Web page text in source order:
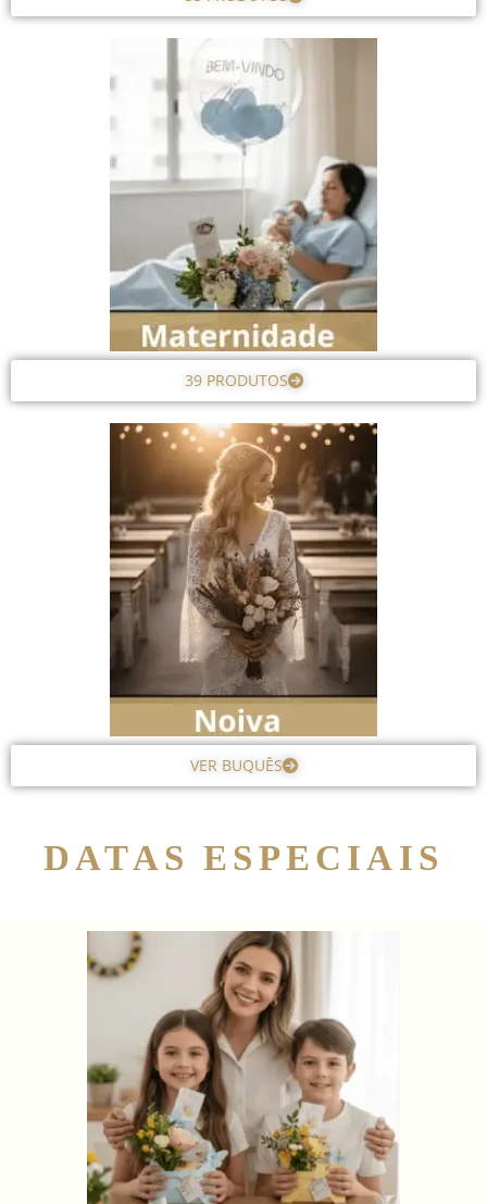
39 PRODUTOS
VER BUQUÊS
DATAS ESPECIAIS